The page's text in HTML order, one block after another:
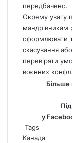
передбачено.
Окрему увагу
мандрівникам
оформлювати
скасування
перевіряти
воєнних
Більше
у
Tags
Канада